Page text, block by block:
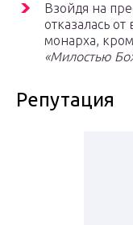
Взойдя на
отказалась
монарха,
«Милостью
Репутация